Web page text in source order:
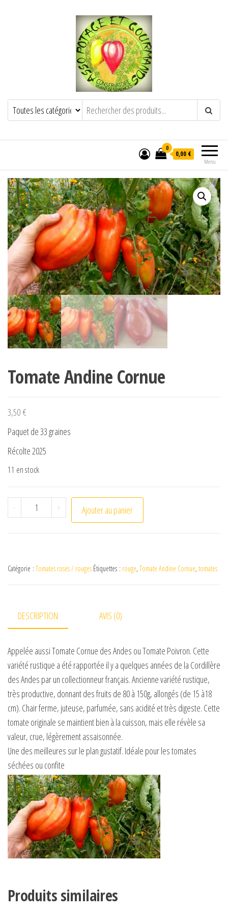
POTAGE ET GOURMANDSSemence paysanne naturelle
——————————————-
Menu
0
0,00 €
Tomate Andine Cornue
3,50 €
Paquet de 33 graines
Récolte 2025
11 en stock
- quantité de Tomate Andine Cornue
+ Ajouter au panier
Catégorie : Tomates roses / rouges Étiquettes : rouge, Tomate Andine Cornue, tomates
DESCRIPTION AVIS (0)
Appelée aussi Tomate Cornue des Andes ou Tomate Poivron. Cette
variété rustique a été rapportée il y a quelques années de la Cordillère
des Andes par un collectionneur français. Ancienne variété rustique,
très productive, donnant des fruits de 80 à 150g, allongés (de 15 à18
cm). Chair ferme, juteuse, parfumée, sans acidité et très digeste. Cette
tomate originale se maintient bien à la cuisson, mais elle révèle sa
valeur, crue, légèrement assaisonnée.
Une des meilleures sur le plan gustatif. Idéale pour les tomates
séchées ou confite
Produits similaires